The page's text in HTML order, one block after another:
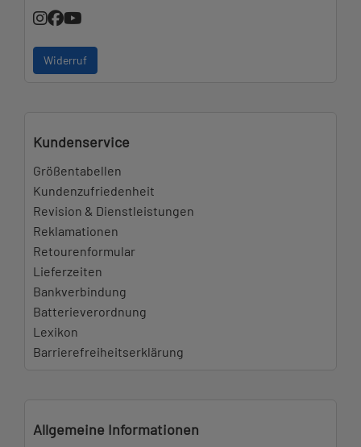
Widerruf
Kundenservice
Größentabellen
Kundenzufriedenheit
Revision & Dienstleistungen
Reklamationen
Retourenformular
Lieferzeiten
Bankverbindung
Batterieverordnung
Lexikon
Barrierefreiheitserklärung
Allgemeine Informationen